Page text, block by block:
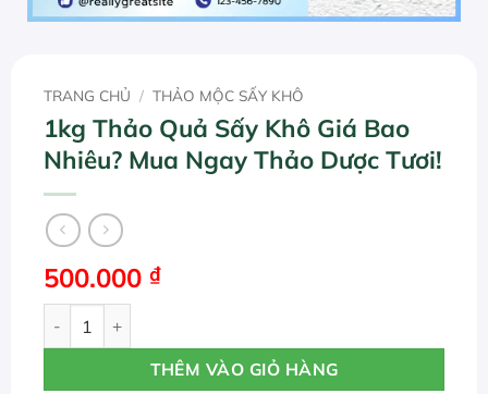
TRANG CHỦ / THẢO MỘC SẤY KHÔ
1kg Thảo Quả Sấy Khô Giá Bao
Nhiêu? Mua Ngay Thảo Dược Tươi!
500.000 ₫
THÊM VÀO GIỎ HÀNG